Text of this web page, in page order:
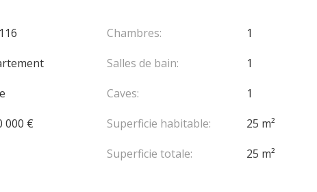
000 €
Chambres:
1
Salles de bain:
1
Caves:
1
Superficie habitable:
25 m²
Superficie totale:
25 m²